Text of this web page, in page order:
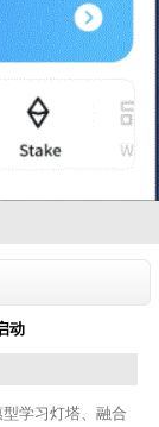
动
学习灯塔、融合